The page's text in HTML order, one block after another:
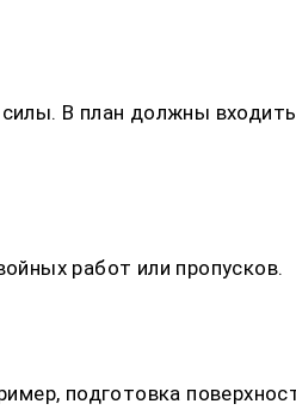
В план должны
работ или пропусков.
подготовка